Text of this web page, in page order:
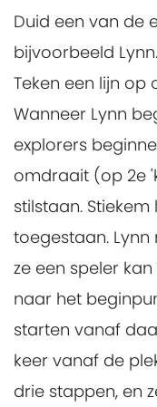
Duid een van de
bijvoorbeeld
Teken een lijn op
Wanneer Lynn
explorers
omdraait (op 2e
stilstaan.
toegestaan.
ze een speler
naar het
starten vanaf
keer vanaf de
drie stappen, en